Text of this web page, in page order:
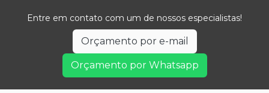
Entre em contato com um de nossos especialistas!
Orçamento por e-mail
Orçamento por Whatsapp